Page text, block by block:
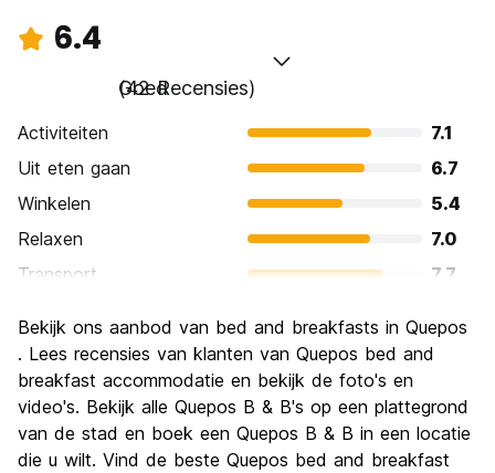
6.4
Goed
(42 Recensies)
Activiteiten
7.1
Uit eten gaan
6.7
Winkelen
5.4
Relaxen
7.0
Transport
7.7
Cultuur
5.2
Uitgaan
Waarde voor uw geld
6.4
Bekijk ons ​​aanbod van bed and breakfasts in Quepos
. Lees recensies van klanten van Quepos bed and
breakfast accommodatie en bekijk de foto's en
video's. Bekijk alle Quepos B & B's op een plattegrond
van de stad en boek een Quepos B & B in een locatie
die u wilt. Vind de beste Quepos bed and breakfast